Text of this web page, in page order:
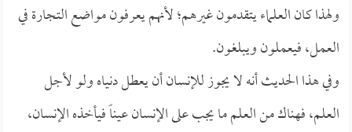
ولهذا كان العلماء يتقدمون غيرهم؛ لأنهم يعرفون مواضع التجارة في
العمل، فيعملون ويبلغون.
وفي هذا الحديث أنه لا يجوز للإنسان أن يعطل دنياه ولو لأجل
العلم، فهناك من العلم ما يجب على الإنسان عيناً فيأخذه الإنسان،